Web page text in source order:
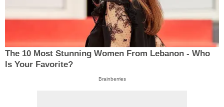
The 10 Most Stunning Women From Lebanon - Who
Is Your Favorite?
Brainberries